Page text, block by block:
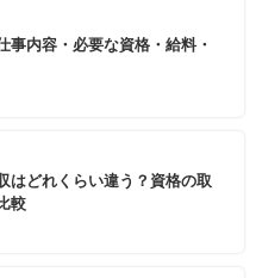
事内容・必要な資格・給料・
はどれくらい違う？資格の取
較